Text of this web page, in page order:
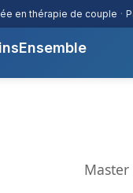
en thérapie de couple ·